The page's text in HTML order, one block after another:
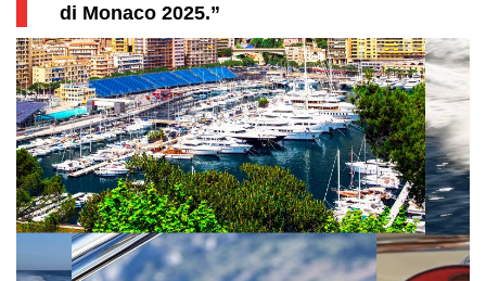
di Monaco 2025.”